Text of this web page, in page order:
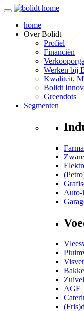
home
OverBolidt
Profiel
Financiën
Werken bij
Kwaliteit,
Bolidt
Greendots
Segmenten
Auto-
Zuivel
AGF